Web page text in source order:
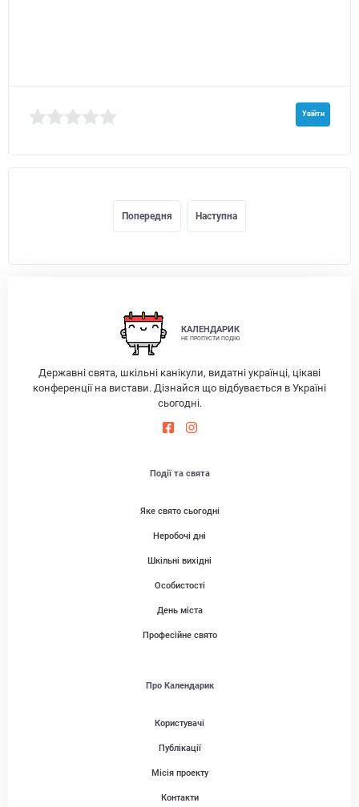
Увійти
Попередня Наступна
КАЛЕНДАРИК
НЕ ПРОПУСТИ ПОДІЮ
Державні свята, шкільні канікули, видатні українці, цікаві
конференції на вистави. Дізнайся що відбувається в Україні
сьогодні.
Події та свята
Яке свято сьогодні
Неробочі дні
Шкільні вихідні
Особистості
День міста
Професійне свято
Про Календарик
Користувачі
Публікації
Місія проекту
Контакти